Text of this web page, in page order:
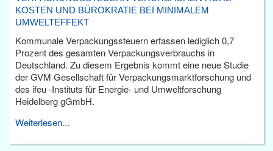
KOSTEN UND BÜROKRATIE BEI MINIMALEM
UMWELTEFFEKT
Kommunale Verpackungssteuern erfassen lediglich 0,7
Prozent des gesamten Verpackungsverbrauchs in
Deutschland. Zu diesem Ergebnis kommt eine neue Studie
der GVM Gesellschaft für Verpackungsmarktforschung und
des ifeu -Instituts für Energie- und Umweltforschung
Heidelberg gGmbH.
Weiterlesen...